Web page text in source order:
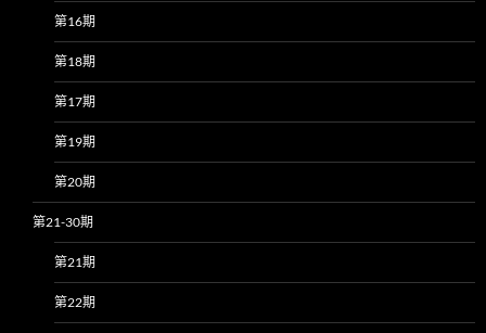
第16期
第18期
第17期
第19期
第20期
第21-30期
第21期
第22期